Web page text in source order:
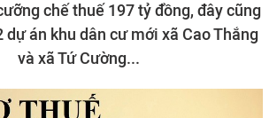
chế thuế 197 tỷ đồng, đây cũng
dự án khu dân cư mới xã Cao Thắng
và xã Tứ Cường...